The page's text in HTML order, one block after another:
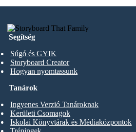
Segítség
Súgó és GYIK
Storyboard Creator
Hogyan nyomtassunk
Tanárok
Ingyenes Verzió Tanároknak
Kerületi Csomagok
Iskolai Könyvtárak és Médiaközpontok